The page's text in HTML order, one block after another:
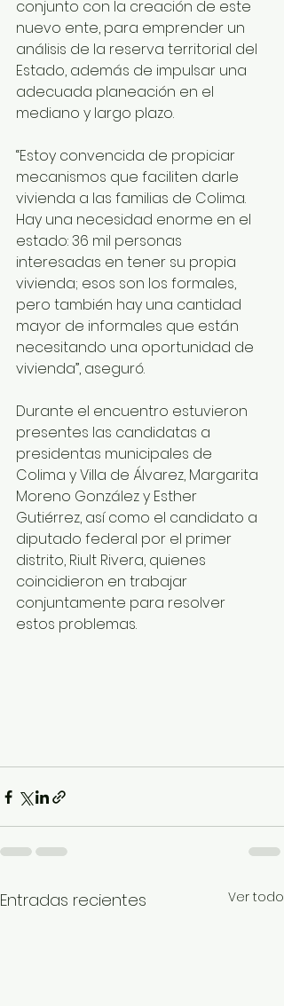
conjunto con la creación de este
nuevo ente, para emprender un
análisis de la reserva territorial del
Estado, además de impulsar una
adecuada planeación en el
mediano y largo plazo.
“Estoy convencida de propiciar
mecanismos que faciliten darle
vivienda a las familias de Colima.
Hay una necesidad enorme en el
estado: 36 mil personas
interesadas en tener su propia
vivienda; esos son los formales,
pero también hay una cantidad
mayor de informales que están
necesitando una oportunidad de
vivienda”, aseguró.
Durante el encuentro estuvieron
presentes las candidatas a
presidentas municipales de
Colima y Villa de Álvarez, Margarita
Moreno González y Esther
Gutiérrez, así como el candidato a
diputado federal por el primer
distrito, Riult Rivera, quienes
coincidieron en trabajar
conjuntamente para resolver
estos problemas.
Entradas recientes Ver todo